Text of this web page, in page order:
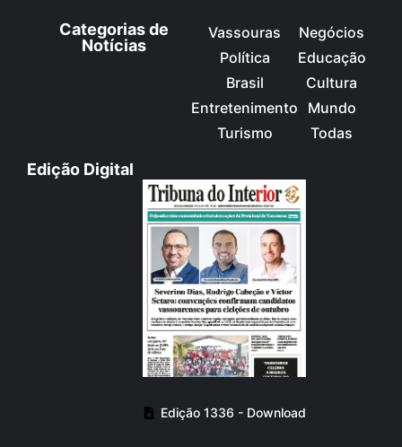
Categorias de
Notícias
Vassouras
Política
Brasil
Entretenimento
Turismo
Negócios
Educação
Cultura
Mundo
Todas
Edição Digital
Edição 1336 - Download